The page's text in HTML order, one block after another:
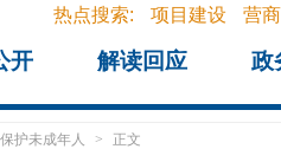
热点搜索: 项目建设 营
开 解读回应 政
护未成年人 > 正文